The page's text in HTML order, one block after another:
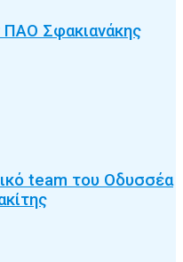
ΠΑΟ Σφακιανάκης
team του Οδυσσέα